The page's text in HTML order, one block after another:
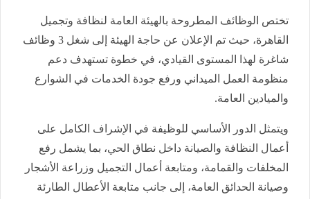
تختص الوظائف المطروحة بالهيئة العامة لنظافة وتجميل
القاهرة، حيث تم الإعلان عن حاجة الهيئة إلى شغل 3 وظائف
شاغرة لهذا المستوى القيادي، في خطوة تستهدف دعم
منظومة العمل الميداني ورفع جودة الخدمات في الشوارع
والميادين العامة.
ويتمثل الدور الأساسي للوظيفة في الإشراف الكامل على
أعمال النظافة والصيانة داخل نطاق الحي، بما يشمل رفع
المخلفات والقمامة، ومتابعة أعمال التجميل وزراعة الأشجار
وصيانة الحدائق العامة، إلى جانب متابعة الأعطال الطارئة